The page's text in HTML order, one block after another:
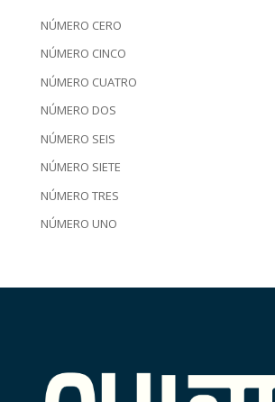
NÚMERO CERO
NÚMERO CINCO
NÚMERO CUATRO
NÚMERO DOS
NÚMERO SEIS
NÚMERO SIETE
NÚMERO TRES
NÚMERO UNO